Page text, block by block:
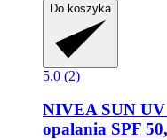
Do koszyka
5.0 (2)
NIVEASUN UV
opalania SPF